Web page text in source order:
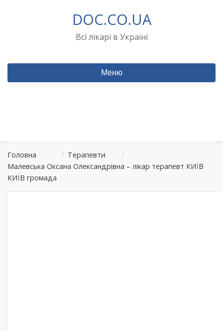
DOC.CO.UA
Всі лікарі в Україні
Меню
Головна / Терапевти
/
Малевська Оксана Олександрівна – лікар терапевт КИЇВ
КИЇВ громада